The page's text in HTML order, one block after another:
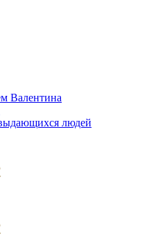
Валентина
людей